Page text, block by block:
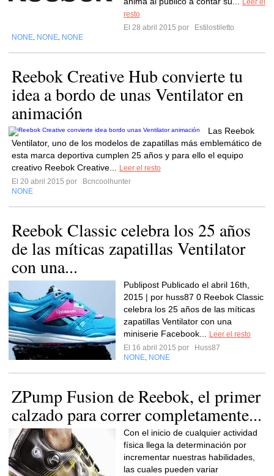
Leer el
resto
El 28 abril 2015 por
Estilostiletto
NONE NONE NONE
Reebok Creative Hub convierte tu
idea a bordo de unas Ventilator en
animación
Las Reebok
Ventilator, uno de los modelos de zapatillas más emblemático de
esta marca deportiva cumplen 25 años y para ello el equipo
creativo Reebok Creative...
Leer el resto
El 20 abril 2015 por
Bcncoolhunter
NONE
Reebok Classic celebra los 25 años
de las míticas zapatillas Ventilator
con una...
Publipost Publicado el abril 16th,
2015 | por huss87 0 Reebok Classic
celebra los 25 años de las míticas
zapatillas Ventilator con una
miniserie Facebook...
Leer el resto
El 16 abril 2015 por
Huss87
NONE NONE
ZPump Fusion de Reebok, el primer
calzado para correr completamente...
Con el inicio de cualquier actividad
física llega la determinación por
incrementar nuestras habilidades,
las cuales pueden variar